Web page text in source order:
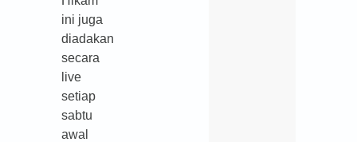
ini juga
diadakan
secara
live
setiap
sabtu
awal